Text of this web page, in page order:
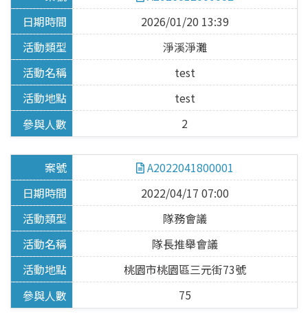
最新消息
宣導說明會
檔案下載
水環境巡守隊
水巡守隊公告
水巡守隊
現況介紹
巡守日常
水質監測數據庫
世界水質監測日
2026/01/20 13:39
淨溪淨灘
test
test
2
A2022041800001
2022/04/17 07:00
隊務會議
隊長推舉會議
桃園市桃園區三元街73號
75